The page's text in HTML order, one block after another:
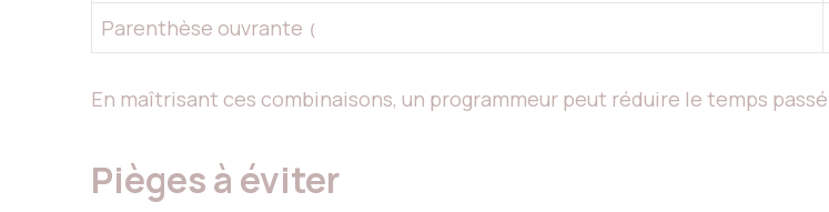
Parenthèse ouvrante (
En maîtrisant ces combinaisons, un programmeur peut réduire le temps
Pièges à éviter